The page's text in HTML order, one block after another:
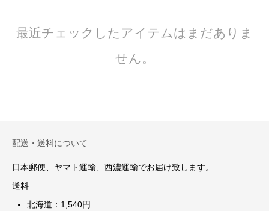
最近チェックしたアイテムはまだありま
せん。
配送・送料について
日本郵便、ヤマト運輸、西濃運輸でお届け致します。
送料
北海道：1,540円